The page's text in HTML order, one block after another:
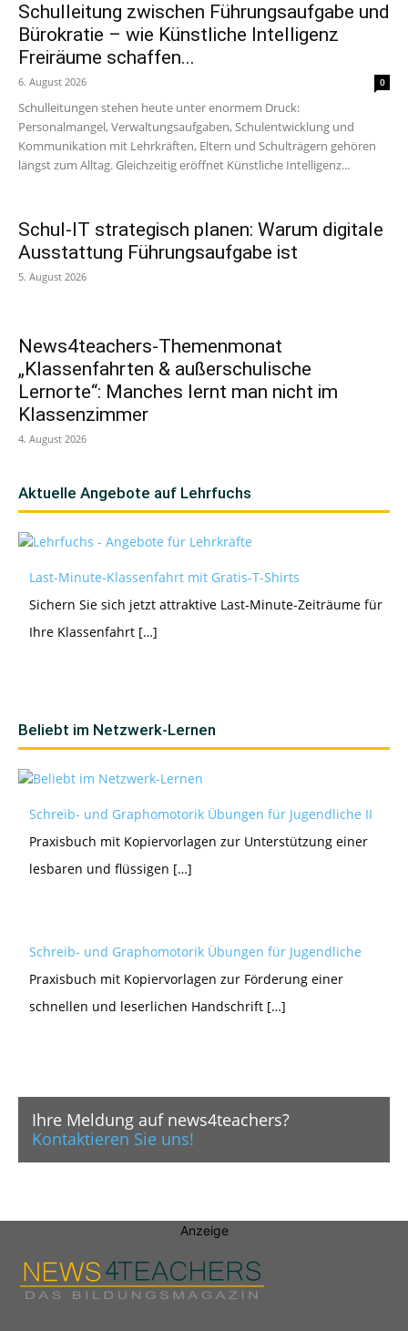
Schulleitung zwischen Führungsaufgabe und
Bürokratie – wie Künstliche Intelligenz
Freiräume schaffen...
6. August 2026 0
Schulleitungen stehen heute unter enormem Druck:
Personalmangel, Verwaltungsaufgaben, Schulentwicklung und
Kommunikation mit Lehrkräften, Eltern und Schulträgern gehören
längst zum Alltag. Gleichzeitig eröffnet Künstliche Intelligenz...
Schul-IT strategisch planen: Warum digitale
Ausstattung Führungsaufgabe ist
5. August 2026
News4teachers-Themenmonat
„Klassenfahrten & außerschulische
Lernorte“: Manches lernt man nicht im
Klassenzimmer
4. August 2026
Aktuelle Angebote auf Lehrfuchs
Last-Minute-Klassenfahrt mit Gratis-T-Shirts
Sichern Sie sich jetzt attraktive Last-Minute-Zeiträume für
Ihre Klassenfahrt […]
Beliebt im Netzwerk-Lernen
Schreib- und Graphomotorik Übungen für Jugendliche II
Praxisbuch mit Kopiervorlagen zur Unterstützung einer
lesbaren und flüssigen […]
Schreib- und Graphomotorik Übungen für Jugendliche
Praxisbuch mit Kopiervorlagen zur Förderung einer
schnellen und leserlichen Handschrift […]
Ihre Meldung auf news4teachers?
Kontaktieren Sie uns!
Anzeige